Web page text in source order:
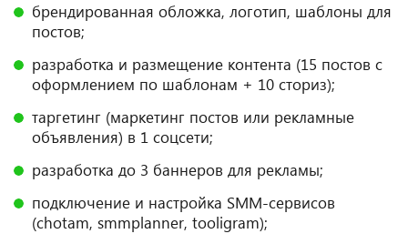
брендированная обложка, логотип, шаблоны для
постов;
разработка и размещение контента (15 постов с
оформлением по шаблонам + 10 сториз);
таргетинг (маркетинг постов или рекламные
объявления) в 1 соцсети;
разработка до 3 баннеров для рекламы;
подключение и настройка SMM-сервисов
(chotam, smmplanner, tooligram);